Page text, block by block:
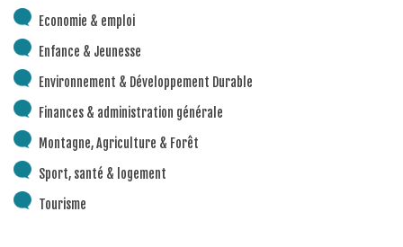
Economie & emploi
Enfance & Jeunesse
Environnement & Développement Durable
Finances & administration générale
Montagne, Agriculture & Forêt
Sport, santé & logement
Tourisme